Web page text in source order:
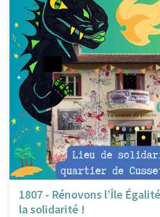
1807 - Rénovons l’Île
la solidarité !